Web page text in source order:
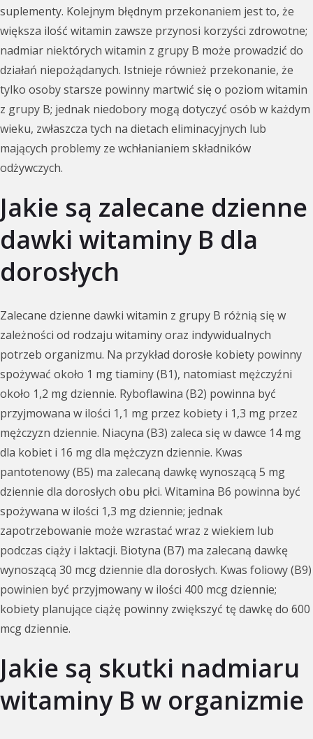
suplementy. Kolejnym błędnym przekonaniem jest to, że
większa ilość witamin zawsze przynosi korzyści zdrowotne;
nadmiar niektórych witamin z grupy B może prowadzić do
działań niepożądanych. Istnieje również przekonanie, że
tylko osoby starsze powinny martwić się o poziom witamin
z grupy B; jednak niedobory mogą dotyczyć osób w każdym
wieku, zwłaszcza tych na dietach eliminacyjnych lub
mających problemy ze wchłanianiem składników
odżywczych.
Jakie są zalecane dzienne
dawki witaminy B dla
dorosłych
Zalecane dzienne dawki witamin z grupy B różnią się w
zależności od rodzaju witaminy oraz indywidualnych
potrzeb organizmu. Na przykład dorosłe kobiety powinny
spożywać około 1 mg tiaminy (B1), natomiast mężczyźni
około 1,2 mg dziennie. Ryboflawina (B2) powinna być
przyjmowana w ilości 1,1 mg przez kobiety i 1,3 mg przez
mężczyzn dziennie. Niacyna (B3) zaleca się w dawce 14 mg
dla kobiet i 16 mg dla mężczyzn dziennie. Kwas
pantotenowy (B5) ma zalecaną dawkę wynoszącą 5 mg
dziennie dla dorosłych obu płci. Witamina B6 powinna być
spożywana w ilości 1,3 mg dziennie; jednak
zapotrzebowanie może wzrastać wraz z wiekiem lub
podczas ciąży i laktacji. Biotyna (B7) ma zalecaną dawkę
wynoszącą 30 mcg dziennie dla dorosłych. Kwas foliowy (B9)
powinien być przyjmowany w ilości 400 mcg dziennie;
kobiety planujące ciążę powinny zwiększyć tę dawkę do 600
mcg dziennie.
Jakie są skutki nadmiaru
witaminy B w organizmie